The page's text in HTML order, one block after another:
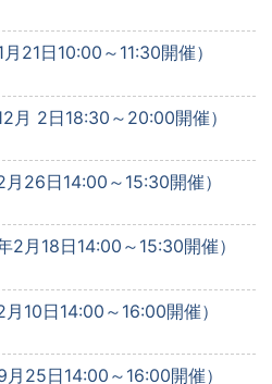
21日10:00～11:30開催）
月 2日18:30～20:00開催）
26日14:00～15:30開催）
2月18日14:00～15:30開催）
10日14:00～16:00開催）
25日14:00～16:00開催）